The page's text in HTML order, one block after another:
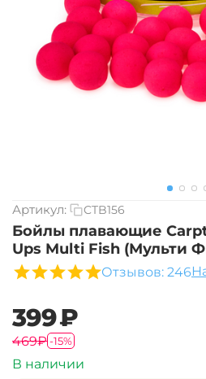
Артикул: CTB156
Бойлы плавающие
Ups Multi Fish (Мульти
Отзывов: 246
‍399‍₽
‍469‍₽-15%
В наличии